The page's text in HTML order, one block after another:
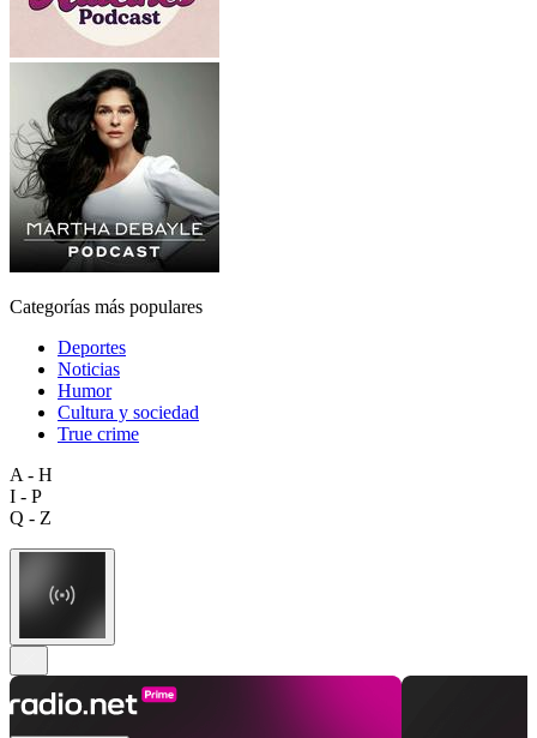
Categorías más populares
Deportes
Noticias
Humor
Cultura y sociedad
True crime
A - H
I - P
Q - Z